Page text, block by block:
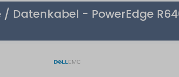
/ Datenkabel - PowerEdge